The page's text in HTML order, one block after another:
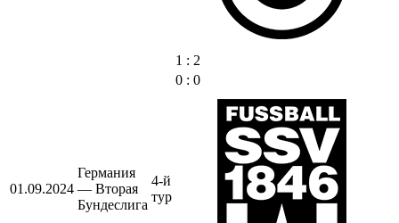
1 : 2
01.09.2024
Германия
— Вторая
Бундеслига
4-й
тур
0 : 0